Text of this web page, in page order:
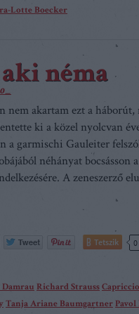
Lotte Boecker
néma
nem akartam ezt a
ki a közel nyolcvan
a garmischi Gauleiter
néhányat bocsásson
A zeneszerző
Tetszik 0
Damrau Richard StraussCapriccio
Tanja Ariane Baumgartner